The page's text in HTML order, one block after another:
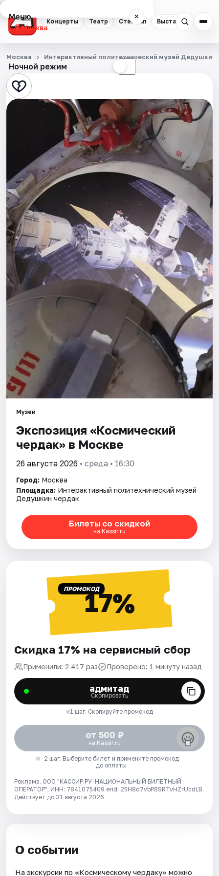
Концерты Театр Стендап Выставки
Меню ×
Москва
Концерты
Театр
Стендап
Квесты
Экскурсии
Спорт
События
Города
Площадки
Артисты
Рейтинги
Ночной режим ☾
Москва Интерактивный политехнический музей Дедушкин
Музеи
Экспозиция «Космический
чердак» в Москве
26 августа 2026 • среда • 16:30
Город: Москва
Площадка: Интерактивный политехнический музей
Дедушкин чердак
Билеты со скидкой
на Kassir.ru
ПРОМОКОД17%
Скидка 17% на сервисный сбор
Применили: 2 417 раз Проверено: 1 минуту назад
адмитад
Скопировать
1 шаг. Скопируйте промокод
от 500 ₽
на Kassir.ru
2 шаг. Выберите билет и примените промокод
до оплаты
Реклама. ООО "КАССИР.РУ-НАЦИОНАЛЬНЫЙ БИЛЕТНЫЙ
ОПЕРАТОР", ИНН: 7841075409 erid: 25H8d7vbP8SRTvHZrUcdLB.
Действует до 31 августа 2026
О событии
На экскурсии по «Космическому чердаку» можно